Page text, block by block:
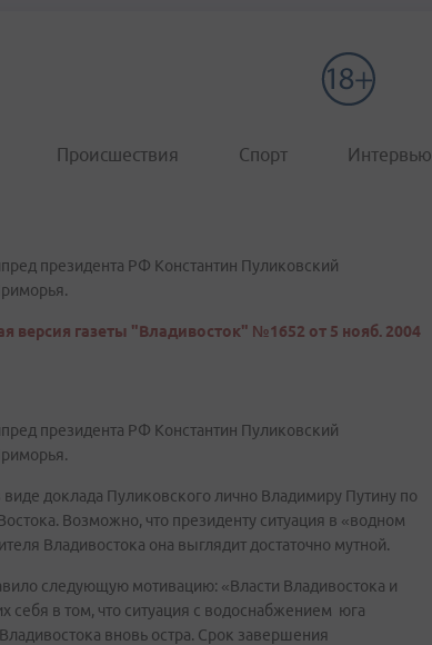
Происшествия Спорт Интервью
президента РФ Константин Пуликовский
версия газеты "Владивосток" №1652 от 5 нояб. 2004
президента РФ Константин Пуликовский
доклада Пуликовского лично Владимиру Путину по
Возможно, что президенту ситуация в «водном
Владивостока она выглядит достаточно мутной.
следующую мотивацию: «Власти Владивостока и
себя в том, что ситуация с водоснабжением юга
вновь остра. Срок завершения